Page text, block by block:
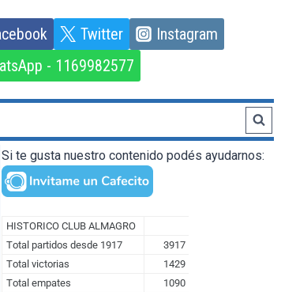
Twitter
Instagram
- 1169982577
Si te gusta nuestro contenido podés ayudarnos: